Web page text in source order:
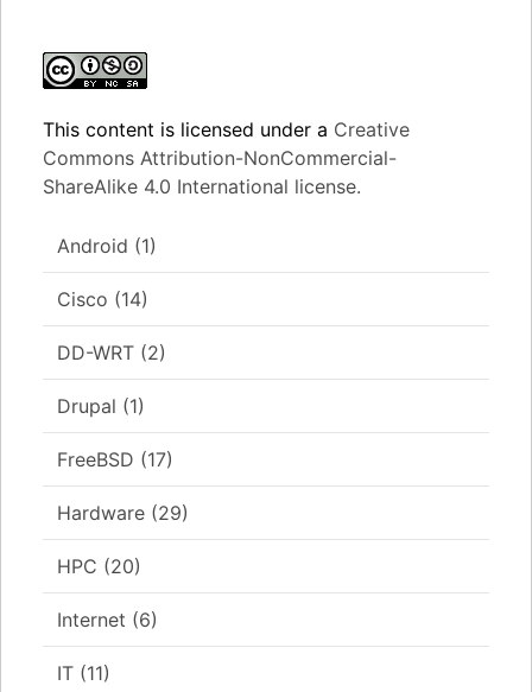
This content is licensed under a Creative
Commons Attribution-NonCommercial-
ShareAlike 4.0 International license.
Android (1)
Cisco (14)
DD-WRT (2)
Drupal (1)
FreeBSD (17)
Hardware (29)
HPC (20)
Internet (6)
IT (11)